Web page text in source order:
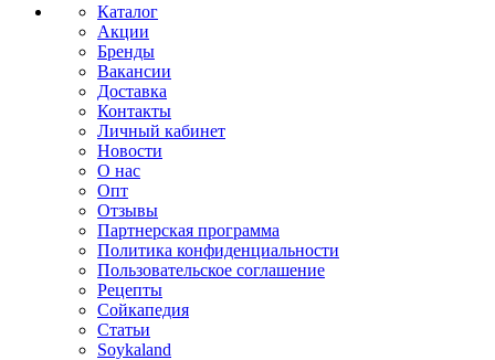
Каталог
Акции
Бренды
Вакансии
Доставка
Контакты
Личный кабинет
Новости
О нас
Опт
Отзывы
Партнерская программа
Политика конфиденциальности
Пользовательское соглашение
Рецепты
Сойкапедия
Статьи
Soykaland